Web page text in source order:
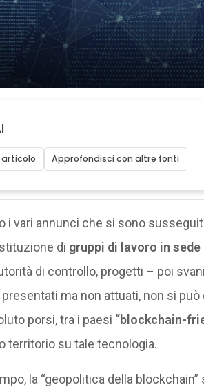
articolo Approfondisci con altre fonti
i vari annunci che si sono
di gruppi di lavoro in
di controllo, progetti – poi
ma non attuati, non si
porsi, tra i paesi “blockchain-
territorio su tale tecnologia.
la “geopolitica della